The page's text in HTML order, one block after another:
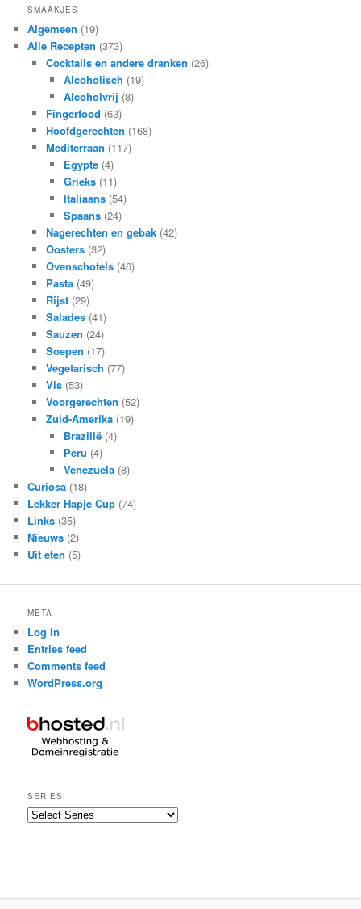
SMAAKJES
Algemeen (19)
Alle Recepten (373)
Cocktails en andere dranken (26)
Alcoholisch (19)
Alcoholvrij (8)
Fingerfood (63)
Hoofdgerechten (168)
Mediterraan (117)
Egypte (4)
Grieks (11)
Italiaans (54)
Spaans (24)
Nagerechten en gebak(42)
Oosters(32)
Ovenschotels(46)
Pasta(49)
Rijst(29)
Salades(41)
Sauzen (24)
Soepen (17)
Vegetarisch (77)
Vis(53)
Voorgerechten (52)
Zuid-Amerika(19)
Brazilië (4)
Peru (4)
Venezuela (8)
Curiosa (18)
Lekker Hapje Cup (74)
Links (35)
Nieuws (2)
Uit eten (5)
META
Log in
Entries feed
Comments feed
WordPress.org
SERIES